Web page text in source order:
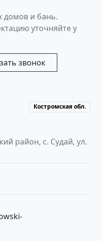
домов и бань.
уточняйте у
звонок
Костромская обл.
район, с. Судай, ул.